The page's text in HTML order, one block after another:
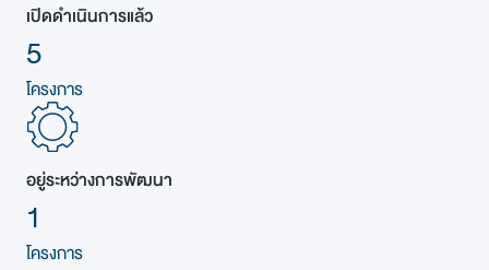
เปิดดำเนินการแล้ว
5
โครงการ
อยู่ระหว่างการพัฒนา
1
โครงการ